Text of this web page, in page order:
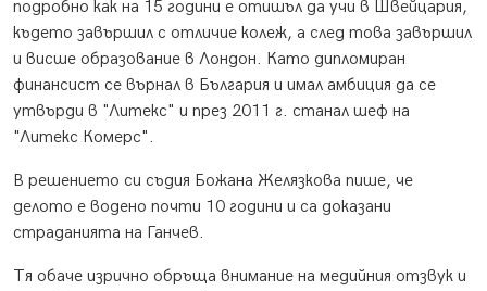
подробно как на 15 години е отишъл да учи в Швейцария,
където завършил с отличие колеж, а след това завършил
и висше образование в Лондон. Като дипломиран
финансист се върнал в България и имал амбиция да се
утвърди в "Литекс" и през 2011 г. станал шеф на
"Литекс Комерс".
В решението си съдия Божана Желязкова пише, че
делото е водено почти 10 години и са доказани
страданията на Ганчев.
Тя обаче изрично обръща внимание на медийния отзвук и